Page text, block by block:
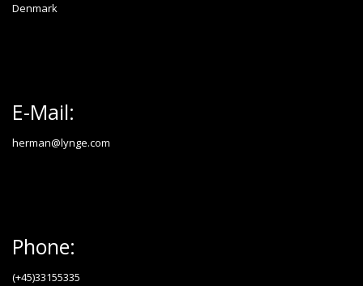
Denmark
E-Mail:
herman@lynge.com
Phone:
(+45)33155335